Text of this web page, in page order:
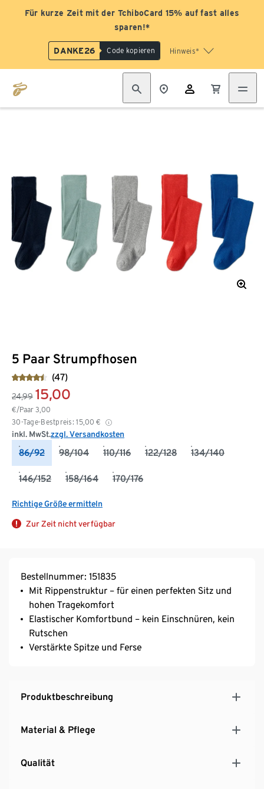
Für kurze Zeit mit der TchiboCard 15% auf fast alles
sparen!*
DANKE26 Code kopieren Hinweis*
5 Paar Strumpfhosen
(47)
24,99 15,00
€/Paar 3,00
30-Tage-Bestpreis: 15,00 €
inkl. MwSt.zzgl. Versandkosten
86/92 98/104 110/116 122/128 134/140
146/152 158/164 170/176
Richtige Größe ermitteln
Zur Zeit nicht verfügbar
Bestellnummer: 151835
Mit Rippenstruktur – für einen perfekten Sitz und
hohen Tragekomfort
Elastischer Komfortbund – kein Einschnüren, kein
Rutschen
Verstärkte Spitze und Ferse
Produktbeschreibung
Material & Pflege
Qualität